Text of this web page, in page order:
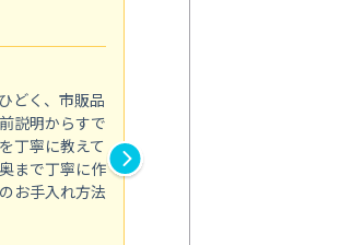
どく、市販品
説明からすで
丁寧に教えて
まで丁寧に作
お手入れ方法